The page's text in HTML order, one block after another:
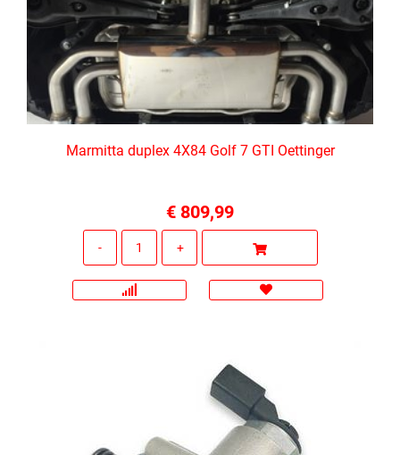
Marmitta duplex 4X84 Golf 7 GTI Oettinger
€ 809,99